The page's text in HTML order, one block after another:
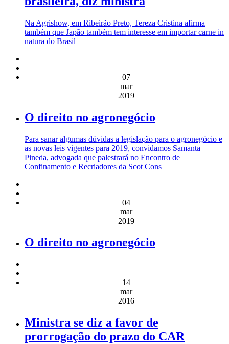
Na Agrishow, em Ribeirão Preto, Tereza Cristina afirma
também que Japão também tem interesse em importar carne in
natura do Brasil
07
mar
2019
O direito no agronegócio
Para sanar algumas dúvidas a legislação para o agronegócio e
as novas leis vigentes para 2019, convidamos Samanta
Pineda, advogada que palestrará no Encontro de
Confinamento e Recriadores da Scot Cons
04
mar
2019
O direito no agronegócio
14
mar
2016
Ministra se diz a favor de
prorrogação do prazo do CAR